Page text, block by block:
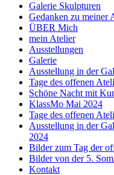
Galerie Skulpturen
Gedanken zu meiner
ÜBER Mich
mein Atelier
Ausstellungen
Galerie
Ausstellung in der
Tage des offenen
Schöne Nacht mit
KlassMo Mai 2024
Tage des offenen
Ausstellung in der
2024
Bilder zum Tag der
Bilder von der 5.
Kontakt